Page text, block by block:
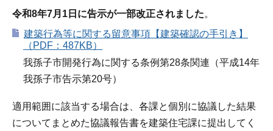
令和8年7月1日に告示が一部改正されました。
建築行為等に関する留意事項【建築確認の手引き】
（PDF：487KB）
我孫子市開発行為に関する条例第28条関連（平成14年
我孫子市告示第20号）
適用範囲に該当する場合は、各課と個別に協議した結果
についてまとめた協議報告書を建築住宅課に提出してく